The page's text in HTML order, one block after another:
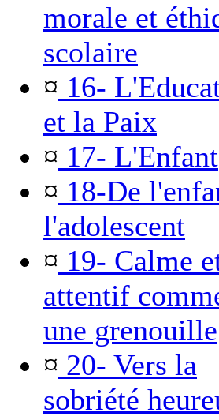
morale et
scolaire
¤ 16-
et la Paix
¤ 17- L'Enfant
¤ 18-De
l'adolescent
¤ 19- Calme
attentif
une grenouille
¤ 20- Vers la
sobriété